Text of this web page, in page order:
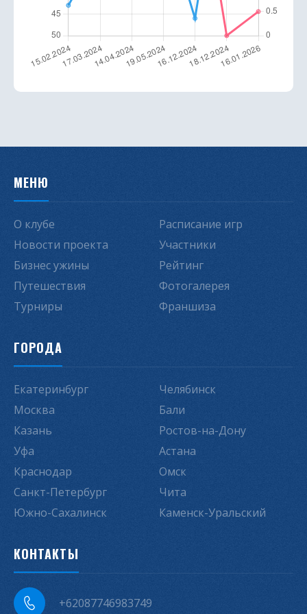
МЕНЮ
О клубе
Новости проекта
Бизнес ужины
Путешествия
Турниры
Расписание игр
Участники
Рейтинг
Фотогалерея
Франшиза
ГОРОДА
Екатеринбург
Москва
Казань
Уфа
Краснодар
Санкт-Петербург
Южно-Сахалинск
Челябинск
Бали
Ростов-на-Дону
Астана
Омск
Чита
Каменск-Уральский
КОНТАКТЫ
+62087746983749